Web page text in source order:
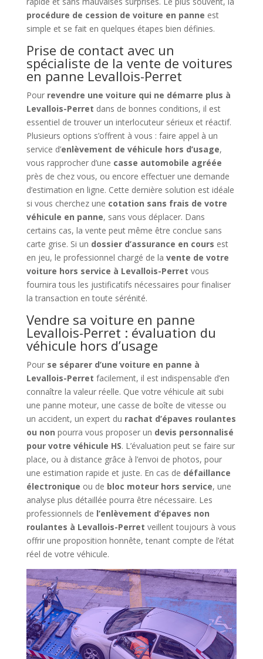
procédure de cession de voiture en panne est
simple et se fait en quelques étapes bien définies.
Prise de contact avec un
spécialiste de la vente de voitures
en panne Levallois-Perret
Pour revendre une voiture qui ne démarre plus à
Levallois-Perret dans de bonnes conditions, il est
essentiel de trouver un interlocuteur sérieux et réactif.
Plusieurs options s’offrent à vous : faire appel à un
service d’enlèvement de véhicule hors d’usage,
vous rapprocher d’une casse automobile agréée
près de chez vous, ou encore effectuer une demande
d’estimation en ligne. Cette dernière solution est idéale
si vous cherchez une cotation sans frais de votre
véhicule en panne, sans vous déplacer. Dans
certains cas, la vente peut même être conclue sans
carte grise. Si un dossier d’assurance en cours est
en jeu, le professionnel chargé de la vente de votre
voiture hors service à Levallois-Perret vous
fournira tous les justificatifs nécessaires pour finaliser
la transaction en toute sérénité.
Vendre sa voiture en panne
Levallois-Perret : évaluation du
véhicule hors d’usage
Pour se séparer d’une voiture en panne à
Levallois-Perret facilement, il est indispensable d’en
connaître la valeur réelle. Que votre véhicule ait subi
une panne moteur, une casse de boîte de vitesse ou
un accident, un expert du rachat d’épaves roulantes
ou non pourra vous proposer un devis personnalisé
pour votre véhicule HS. L’évaluation peut se faire sur
place, ou à distance grâce à l’envoi de photos, pour
une estimation rapide et juste. En cas de défaillance
électronique ou de bloc moteur hors service, une
analyse plus détaillée pourra être nécessaire. Les
professionnels de l’enlèvement d’épaves non
roulantes à Levallois-Perret veillent toujours à vous
offrir une proposition honnête, tenant compte de l’état
réel de votre véhicule.